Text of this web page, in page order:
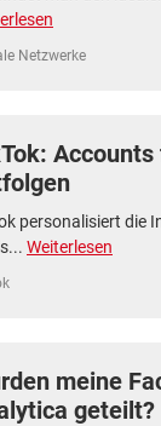
Netzwerke
personalisiert die
Weiterlesen
meine
geteilt?